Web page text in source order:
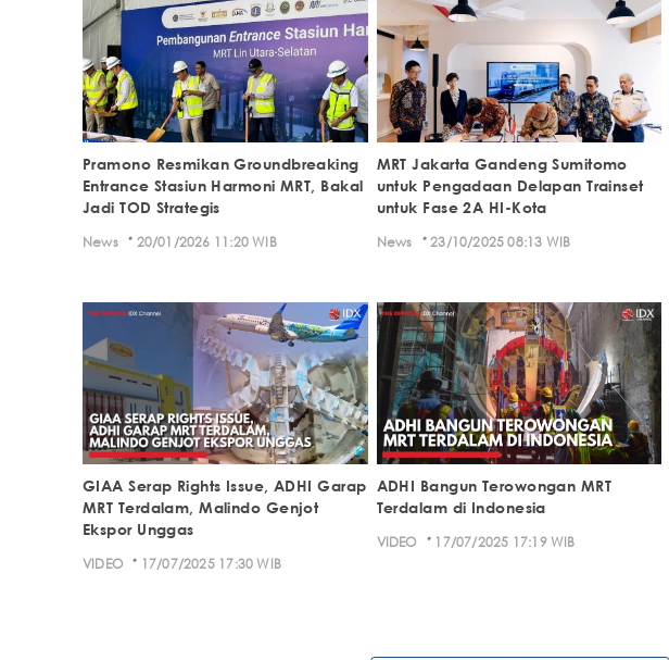
Pramono Resmikan Groundbreaking
Entrance Stasiun Harmoni MRT, Bakal
Jadi TOD Strategis
News · 20/01/2026 11:20 WIB
MRT Jakarta Gandeng Sumitomo
untuk Pengadaan Delapan Trainset
untuk Fase 2A HI-Kota
News · 23/10/2025 08:13 WIB
GIAA Serap Rights Issue, ADHI Garap
MRT Terdalam, Malindo Genjot
Ekspor Unggas
VIDEO · 17/07/2025 17:30 WIB
ADHI Bangun Terowongan MRT
Terdalam di Indonesia
VIDEO · 17/07/2025 17:19 WIB